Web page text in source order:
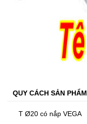
QUY CÁCH SẢN PHẨM
T Ø20 có nắp VEGA